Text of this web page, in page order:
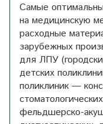
Самые
на медицинскую
расходные
зарубежных
для ЛПУ
детских
поликлиник —
фельдшерско-